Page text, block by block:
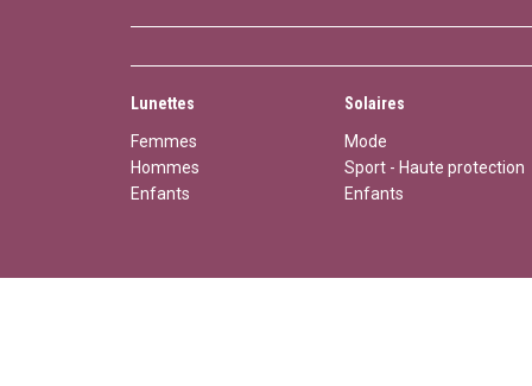
Lunettes
Femmes
Hommes
Enfants
Solaires
Mode
Sport - Haute protection
Enfants